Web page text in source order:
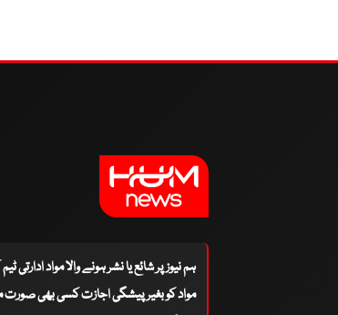
ہم نیوز پر شائع یا نشر ہونے والا مواد
مواد کو بغیر پیشگی اجازت کسی بھی صورت